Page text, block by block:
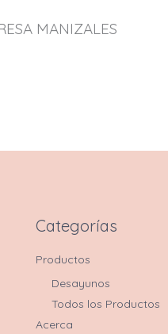
MANIZALES
Categorías
Productos
Desayunos
Todos los Productos
Acerca